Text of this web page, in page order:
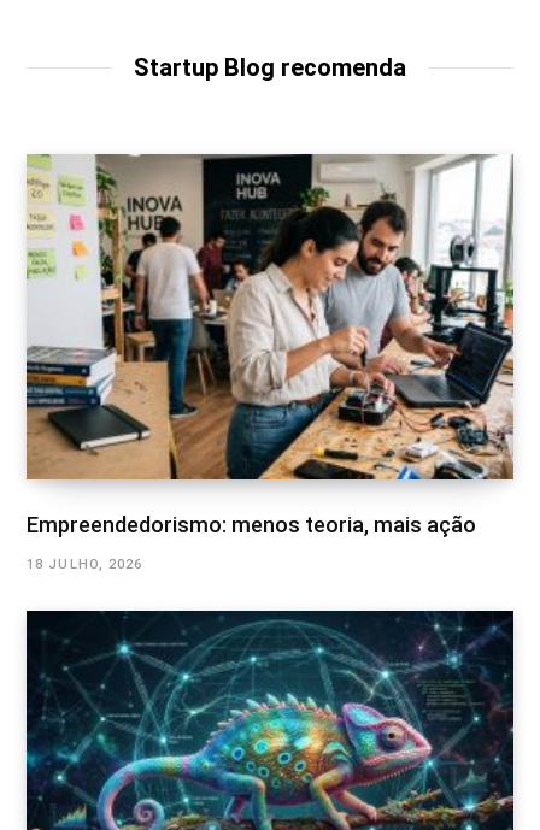
Startup Blog recomenda
Empreendedorismo: menos teoria, mais ação
18 JULHO, 2026